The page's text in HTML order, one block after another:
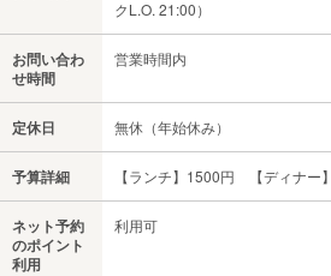
クL.O. 21:00）
お問い合わ
せ時間
営業時間内
定休日 無休（年始休み）
予算詳細 【ランチ】1500円 【ディナー
ネット予約
のポイント
利用
利用可